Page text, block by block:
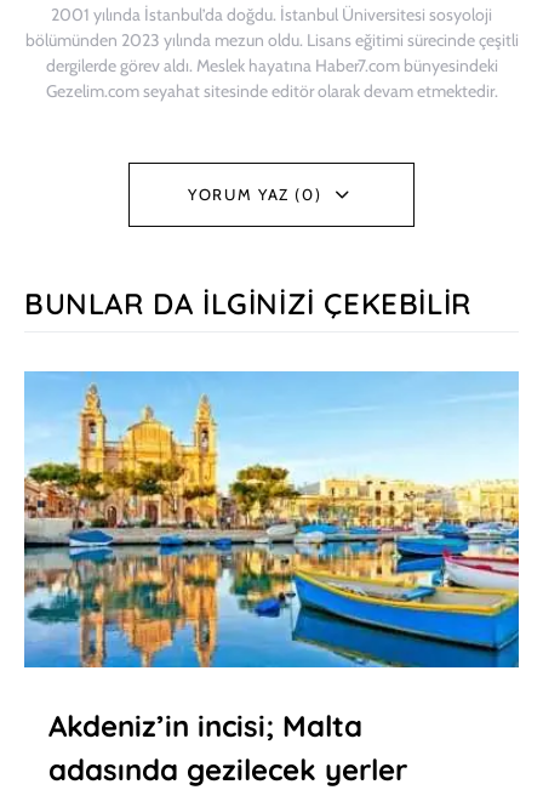
2001 yılında İstanbul’da doğdu. İstanbul Üniversitesi sosyoloji
bölümünden 2023 yılında mezun oldu. Lisans eğitimi sürecinde çeşitli
dergilerde görev aldı. Meslek hayatına Haber7.com bünyesindeki
Gezelim.com seyahat sitesinde editör olarak devam etmektedir.
YORUM YAZ (0)
BUNLAR DA İLGINIZI ÇEKEBILIR
Akdeniz’in incisi; Malta
adasında gezilecek yerler